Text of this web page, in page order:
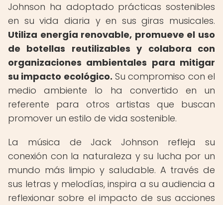
Johnson ha adoptado prácticas sostenibles
en su vida diaria y en sus giras musicales.
Utiliza energía renovable, promueve el uso
de botellas reutilizables y colabora con
organizaciones ambientales para mitigar
su impacto ecológico. Su compromiso con el
medio ambiente lo ha convertido en un
referente para otros artistas que buscan
promover un estilo de vida sostenible.
La música de Jack Johnson refleja su
conexión con la naturaleza y su lucha por un
mundo más limpio y saludable. A través de
sus letras y melodías, inspira a su audiencia a
reflexionar sobre el impacto de sus acciones